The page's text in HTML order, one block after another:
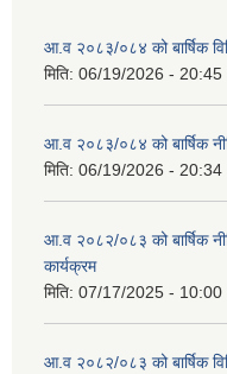
आ.व २०८३/०८४ को बार्षिक
मिति: 06/19/2026 - 20:45
आ.व २०८३/०८४ को बार्षिक
मिति: 06/19/2026 - 20:34
आ.व २०८२/०८३ को बार्षिक
कार्यक्रम
मिति: 07/17/2025 - 10:00
आ.व २०८२/०८३ को बार्षिक